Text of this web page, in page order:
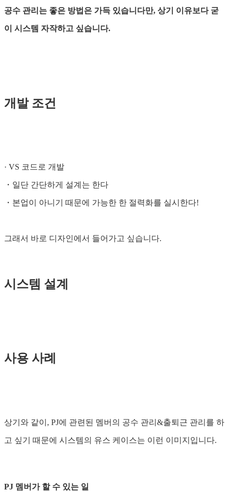
공수 관리는 좋은 방법은 가득 있습니다만, 상기 이유보다 굳
이 시스템 자작하고 싶습니다.
개발 조건
· VS 코드로 개발
・일단 간단하게 설계는 한다
・본업이 아니기 때문에 가능한 한 절력화를 실시한다!
그래서 바로 디자인에서 들어가고 싶습니다.
시스템 설계
사용 사례
상기와 같이, PJ에 관련된 멤버의 공수 관리&출퇴근 관리를 하
고 싶기 때문에 시스템의 유스 케이스는 이런 이미지입니다.
PJ 멤버가 할 수 있는 일